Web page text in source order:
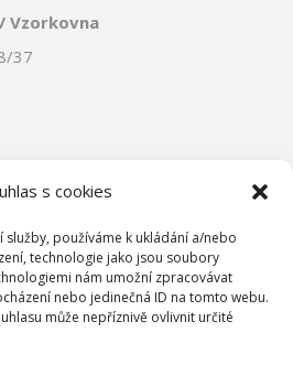
s cookies
používáme k ukládání a/nebo
technologie jako jsou soubory
nám umožní zpracovávat
nebo jedinečná ID na tomto webu.
může nepříznivě ovlivnit určité
Vzorkovna
37